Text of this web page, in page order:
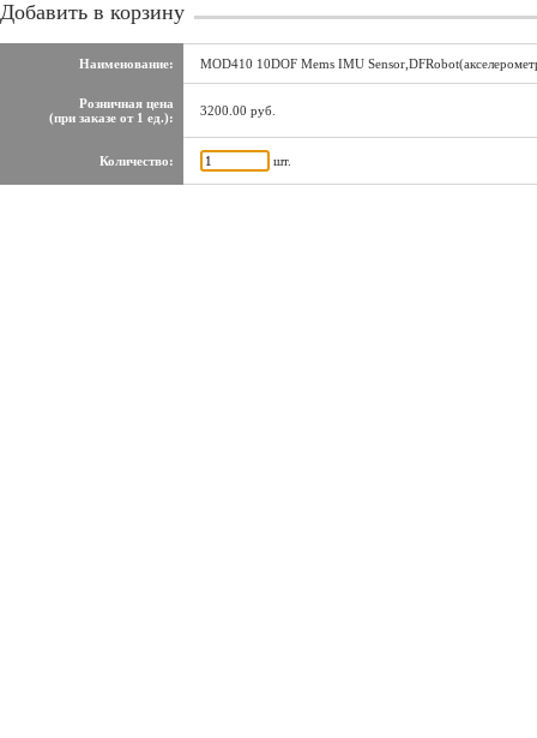
Добавить в корзину
Наименование: MOD410 10DOF Mems IMU
Розничная цена
(при заказе от 1 ед.):
3200.00 руб.
Количество: шт.